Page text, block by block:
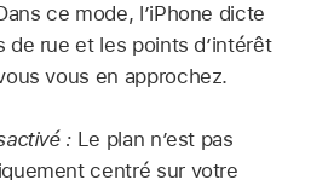
ce mode, l’iPhone dicte
de rue et les points d’intérêt
vous en approchez.
: Le plan n’est pas
centré sur votre